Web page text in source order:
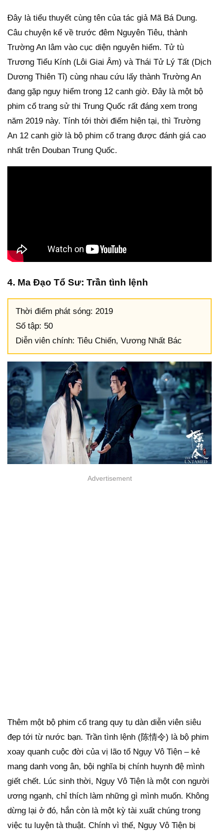
Đây là tiểu thuyết cùng tên của tác giả Mã Bá Dung.
Câu chuyện kể về trước đêm Nguyên Tiêu, thành
Trường An lâm vào cục diện nguyên hiểm. Tử tù
Trương Tiểu Kính (Lôi Giai Âm) và Thái Tử Lý Tất (Dịch
Dương Thiên Tỉ) cùng nhau cứu lấy thành Trường An
đang gặp nguy hiểm trong 12 canh giờ. Đây là một bộ
phim cổ trang sử thi Trung Quốc rất đáng xem trong
năm 2019 này. Tính tới thời điểm hiện tại, thì Trường
An 12 canh giờ là bộ phim cổ trang được đánh giá cao
nhất trên Douban Trung Quốc.
4. Ma Đạo Tổ Sư: Trần tình lệnh
Thời điểm phát sóng: 2019
Số tập: 50
Diễn viên chính: Tiêu Chiến, Vương Nhất Bác
Advertisement
Thêm một bộ phim cổ trang quy tụ dàn diễn viên siêu
đẹp tới từ nước bạn. Trần tình lệnh (陈情令) là bộ phim
xoay quanh cuộc đời của vị lão tổ Ngụy Vô Tiện – kẻ
mang danh vong ân, bội nghĩa bị chính huynh đệ mình
giết chết. Lúc sinh thời, Ngụy Vô Tiện là một con người
ương ngạnh, chỉ thích làm những gì mình muốn. Không
dừng lại ở đó, hắn còn là một kỳ tài xuất chúng trong
việc tu luyện tà thuật. Chính vì thế, Ngụy Vô Tiện bị